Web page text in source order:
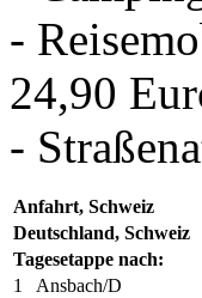
-
24,90
-
Anfahrt, Schweiz
Deutschland, Schweiz
Tagesetappe nach:
1
Ansbach/D